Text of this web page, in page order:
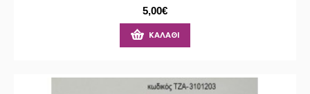
5,00€
ΚΑΛΆΘΙ